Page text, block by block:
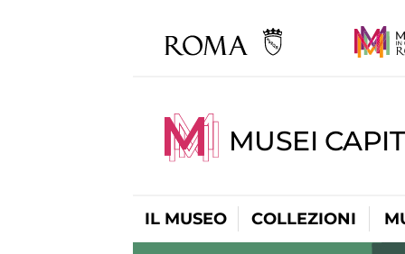
MUSEI
IL MUSEO COLLEZIONI